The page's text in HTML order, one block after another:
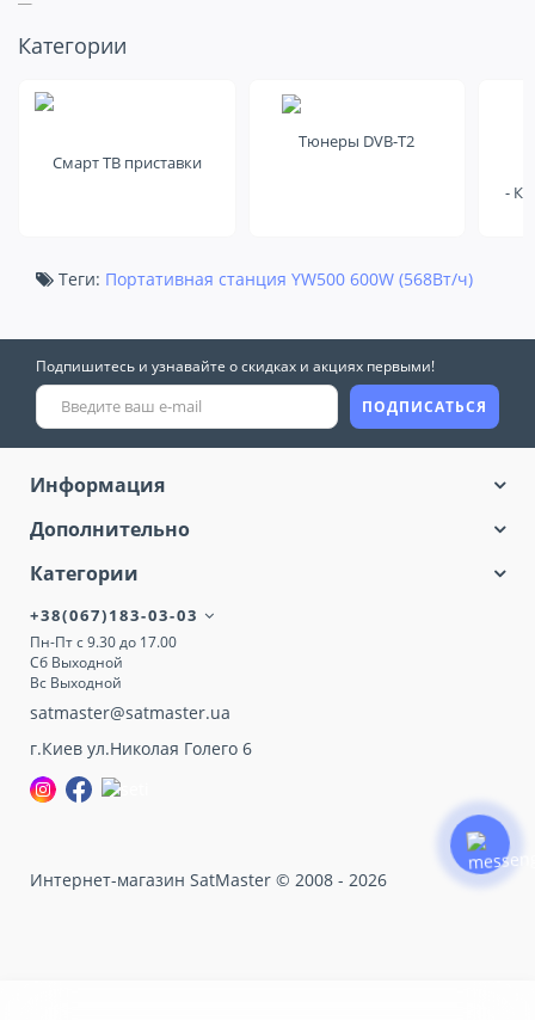
Посмотрите
еще на это
Категории
Смарт ТВ приставки
Тюнеры DVB-T2
-
Теги: Портативная станция YW500 600W (568Вт/ч)
Подпишитесь и узнавайте о скидках и акциях первыми!
ПОДПИСАТЬСЯ
Информация
Дополнительно
Категории
+38(067)183-03-03
Пн-Пт с 9.30 до 17.00
Сб Выходной
Вс Выходной
satmaster@satmaster.ua
г.Киев ул.Николая Голего 6
Интернет-магазин SatMaster © 2008 - 2026